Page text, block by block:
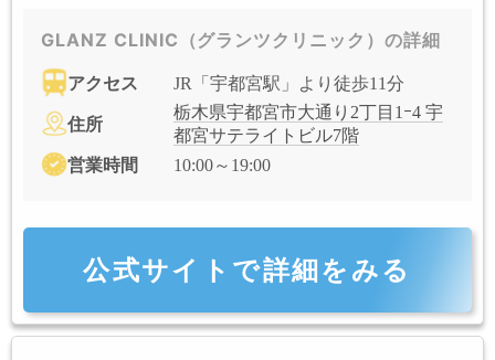
GLANZ CLINIC（グランツクリニック）の詳細
アクセス JR「宇都宮駅」より徒歩11分
住所
栃木県宇都宮市大通り2丁目1ｰ4 宇
都宮サテライトビル7階
営業時間
10:00～19:00
公式サイトで詳細をみる